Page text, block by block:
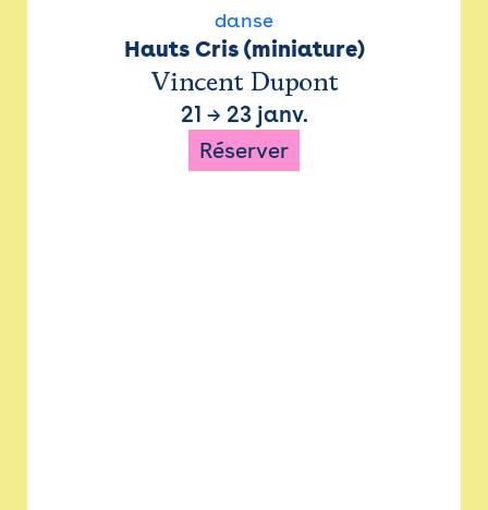
danse
Hauts Cris (miniature)
Vincent Dupont
21 → 23 janv.
Réserver